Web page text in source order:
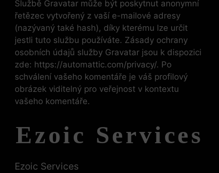
Službě Gravatar může být poskytnut anonymní
řetězec vytvořený z vaší e-mailové adresy
(nazývaný také hash), díky kterému lze určit
jestli tuto službu používáte. Zásady ochrany
osobních údajů služby Gravatar jsou k dispozici
zde: https://automattic.com/privacy/. Po
schválení vašeho komentáře je váš profilový
obrázek viditelný pro veřejnost v kontextu
vašeho komentáře.
Ezoic Services
Ezoic Services